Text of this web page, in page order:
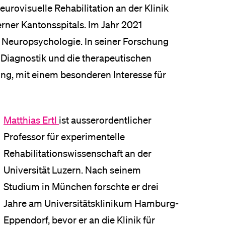
Rehabilitation an der Klinik
Kantonsspitals. Im Jahr 2021
In seiner Forschung
und die therapeutischen
mit einem besonderen Interesse für
Matthias Ertl ist ausserordentlicher
Professor für experimentelle
Rehabilitationswissenschaft an der
Universität Luzern. Nach seinem
Studium in München forschte er drei
Jahre am Universitätsklinikum Hamburg-
Eppendorf, bevor er an die Klinik für